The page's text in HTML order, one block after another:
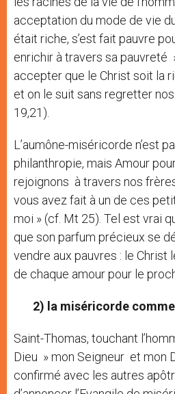
acceptation du mode de vie
était riche, s’est fait pauvre
enrichir à travers sa pauvreté
accepter que le Christ soit la
et on le suit sans regretter
19,21).
L’aumône-miséricorde n’est
philanthropie, mais Amour
rejoignons à travers nos
vous avez fait à un de ces
moi » (cf. Mt 25). Tel est vrai
que son parfum précieux se
vendre aux pauvres : le Christ
de chaque amour pour le
2) la miséricorde
Saint-Thomas, touchant
Dieu » mon Seigneur et mon
confirmé avec les autres